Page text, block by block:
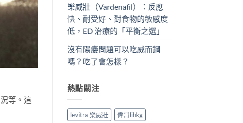
等。這
樂威壯（Vardenafil）：反應
快、耐受好、對食物的敏感度
低，ED 治療的「平衡之選」
沒有陽痿問題可以吃威而鋼
嗎？吃了會怎樣？
熱點關注
levitra 樂威壯
偉哥lihkg